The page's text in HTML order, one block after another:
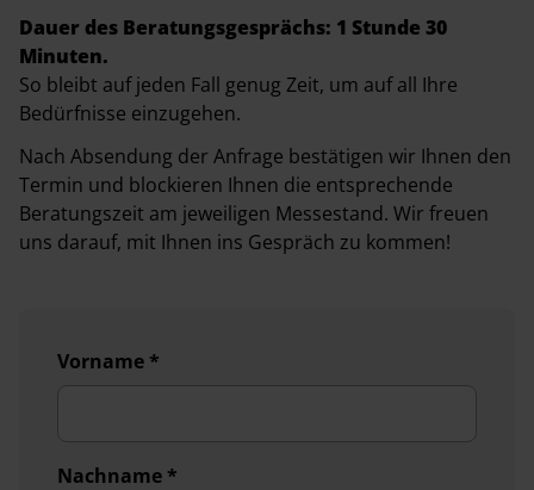
Dauer des Beratungsgesprächs: 1 Stunde 30
Minuten.
So bleibt auf jeden Fall genug Zeit, um auf all Ihre
Bedürfnisse einzugehen.
Nach Absendung der Anfrage bestätigen wir Ihnen den
Termin und blockieren Ihnen die entsprechende
Beratungszeit am jeweiligen Messestand. Wir freuen
uns darauf, mit Ihnen ins Gespräch zu kommen!
Vorname *
Nachname *